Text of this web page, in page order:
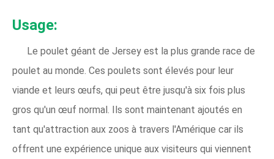
Usage:
Le poulet géant de Jersey est la plus grande race de
poulet au monde. Ces poulets sont élevés pour leur
viande et leurs œufs, qui peut être jusqu'à six fois plus
gros qu'un œuf normal. Ils sont maintenant ajoutés en
tant qu'attraction aux zoos à travers l'Amérique car ils
offrent une expérience unique aux visiteurs qui viennent